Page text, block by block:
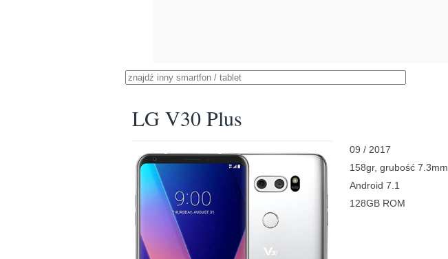
LG V30 Plus
09 / 2017
158gr, grubość 7.3mm
Android 7.1
128GB ROM